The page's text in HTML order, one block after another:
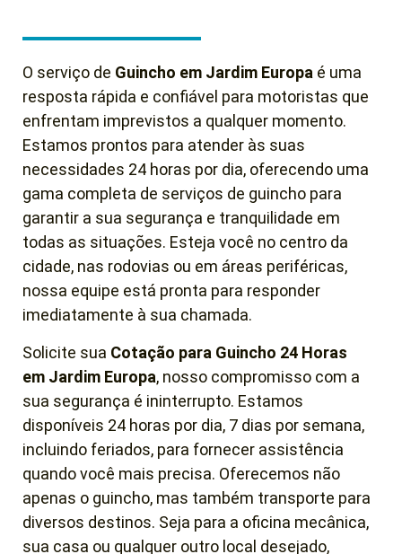
O serviço de Guincho em Jardim Europa é uma
resposta rápida e confiável para motoristas que
enfrentam imprevistos a qualquer momento.
Estamos prontos para atender às suas
necessidades 24 horas por dia, oferecendo uma
gama completa de serviços de guincho para
garantir a sua segurança e tranquilidade em
todas as situações. Esteja você no centro da
cidade, nas rodovias ou em áreas periféricas,
nossa equipe está pronta para responder
imediatamente à sua chamada.
Solicite sua Cotação para Guincho 24 Horas
em Jardim Europa, nosso compromisso com a
sua segurança é ininterrupto. Estamos
disponíveis 24 horas por dia, 7 dias por semana,
incluindo feriados, para fornecer assistência
quando você mais precisa. Oferecemos não
apenas o guincho, mas também transporte para
diversos destinos. Seja para a oficina mecânica,
sua casa ou qualquer outro local desejado,